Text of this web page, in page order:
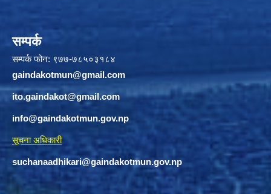
सम्पर्क
सम्पर्क फोन: ९७७-७८५०३१८४
gaindakotmun@gmail.com
ito.gaindakot@gmail.com
info@gaindakotmun.gov.np
सूचना अधिकारी
suchanaadhikari@gaindakotmun.gov.np